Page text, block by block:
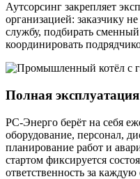
Аутсорсинг закрепляет
организацией: заказчику
службу, подбирать
координировать
Полная
РС-Энерго берёт на себя
оборудование, персонал,
планирование работ и
стартом фиксируется
ответственность за каждую